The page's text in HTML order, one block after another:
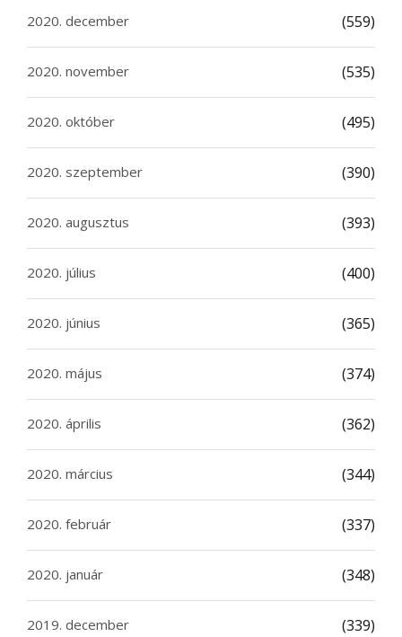
2020. december (559)
2020. november (535)
2020. október (495)
2020. szeptember (390)
2020. augusztus (393)
2020. július (400)
2020. június (365)
2020. május (374)
2020. április (362)
2020. március (344)
2020. február (337)
2020. január (348)
2019. december (339)